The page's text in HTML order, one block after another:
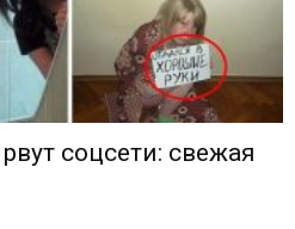
соцсети: свежая